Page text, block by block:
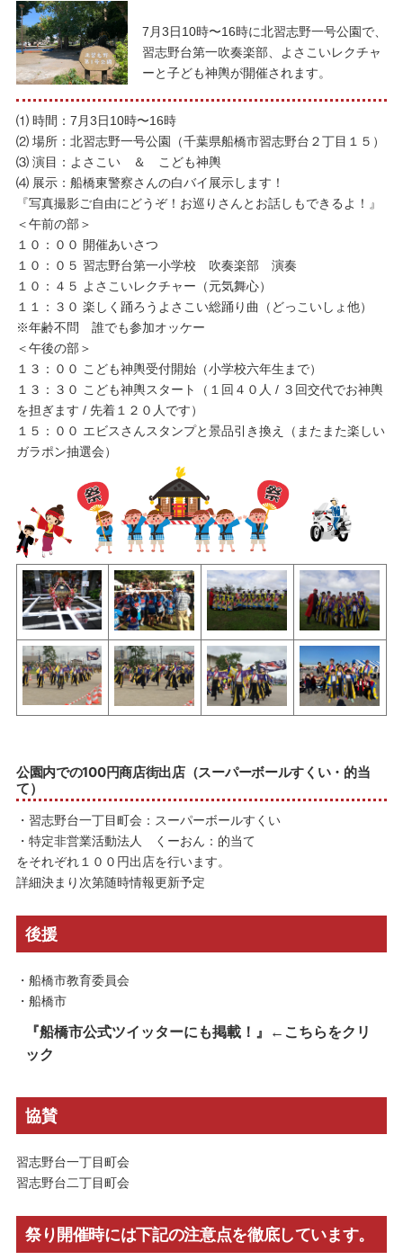
7月3日10時〜16時に北習志野一号公園で、
習志野台第一吹奏楽部、よさこいレクチャ
ーと子ども神輿が開催されます。
⑴ 時間：7月3日10時〜16時
⑵ 場所：北習志野一号公園（千葉県船橋市習志野台２丁目１５）
⑶ 演目：よさこい ＆ こども神輿
⑷ 展示：船橋東警察さんの白バイ展示します！
『写真撮影ご自由にどうぞ！お巡りさんとお話しもできるよ！』
＜午前の部＞
１０：００ 開催あいさつ
１０：０５ 習志野台第一小学校 吹奏楽部 演奏
１０：４５ よさこいレクチャー（元気舞心）
１１：３０ 楽しく踊ろうよさこい総踊り曲（どっこいしょ他）
※年齢不問 誰でも参加オッケー
＜午後の部＞
１３：００ こども神輿受付開始（小学校六年生まで）
１３：３０ こども神輿スタート（１回４０人 / ３回交代でお神輿
を担ぎます / 先着１２０人です）
１５：００ エビスさんスタンプと景品引き換え（またまた楽しい
ガラポン抽選会）
公園内での100円商店街出店（スーパーボールすくい・的当
て）
・習志野台一丁目町会：スーパーボールすくい
・特定非営業活動法人 くーおん：的当て
をそれぞれ１００円出店を行います。
詳細決まり次第随時情報更新予定
後援
・船橋市教育委員会
・船橋市
『船橋市公式ツイッターにも掲載！』←こちらをクリ
ック
協賛
習志野台一丁目町会
習志野台二丁目町会
祭り開催時には下記の注意点を徹底しています。